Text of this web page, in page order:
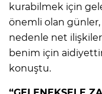
kurabilmek için
önemli olan günler,
nedenle net
benim için
konuştu.